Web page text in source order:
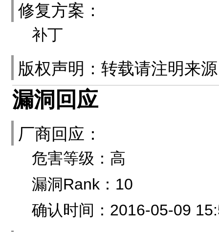
修复方案：
补丁
版权声明：转载请注明来
漏洞回应
厂商回应：
危害等级：高
漏洞Rank：10
确认时间：2016-05-09